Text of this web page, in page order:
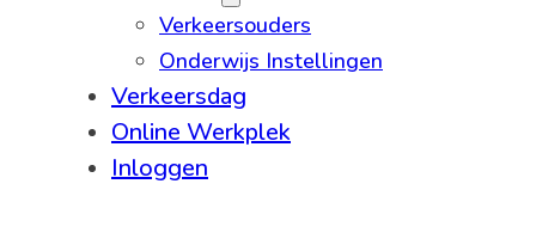
Verkeersouders
Onderwijs Instellingen
Verkeersdag
Online Werkplek
Inloggen